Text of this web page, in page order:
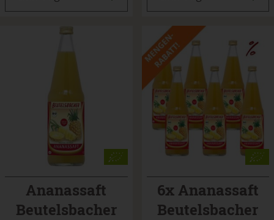
Ananassaft
Beutelsbacher
6x Ananassaft
Beutelsbacher